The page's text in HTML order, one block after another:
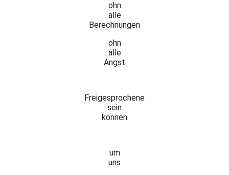
ohn
alle
Berechnungen
ohn
alle
Angst
Freigesprochene
sein
können
um
uns